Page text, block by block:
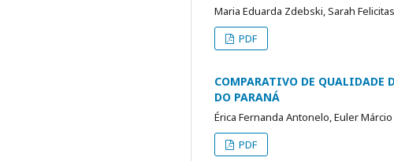
Maria Eduarda Zdebski, Sarah
PDF
COMPARATIVO DE QUALIDADE
DO PARANÁ
Érica Fernanda Antonelo, Euler
PDF